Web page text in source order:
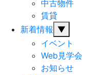
中古物件
賃貸
新着情報 ▼
イベント
Web見学会
お知らせ